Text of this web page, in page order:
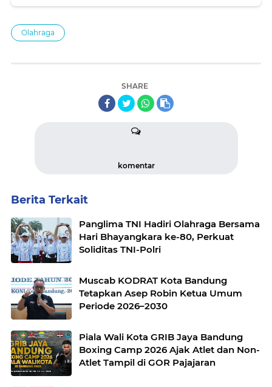
Olahraga
SHARE
komentar
Berita Terkait
Panglima TNI Hadiri Olahraga Bersama
Hari Bhayangkara ke-80, Perkuat
Soliditas TNI-Polri
Muscab KODRAT Kota Bandung
Tetapkan Asep Robin Ketua Umum
Periode 2026–2030
Piala Wali Kota GRIB Jaya Bandung
Boxing Camp 2026 Ajak Atlet dan Non-
Atlet Tampil di GOR Pajajaran